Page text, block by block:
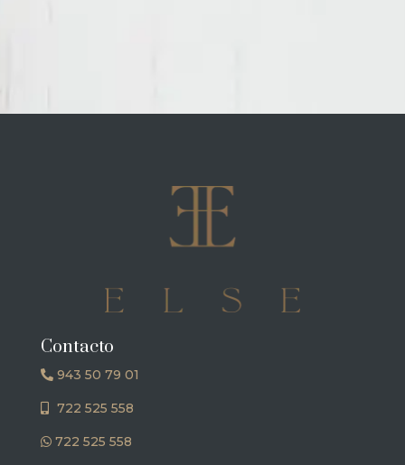
Contacto
943 50 79 01
722 525 558
722 525 558